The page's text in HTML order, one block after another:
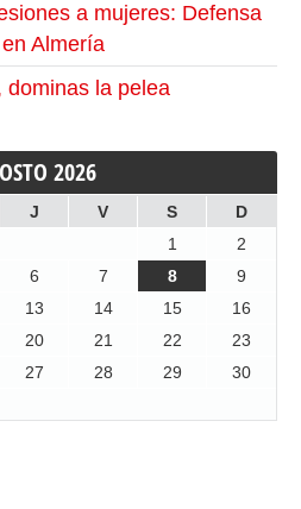
a mujeres: Defensa
Almería
dominas la pelea
2026
J V S
D
1
2
6 7 8
9
13 14 15
16
20 21 22
23
27 28 29
30